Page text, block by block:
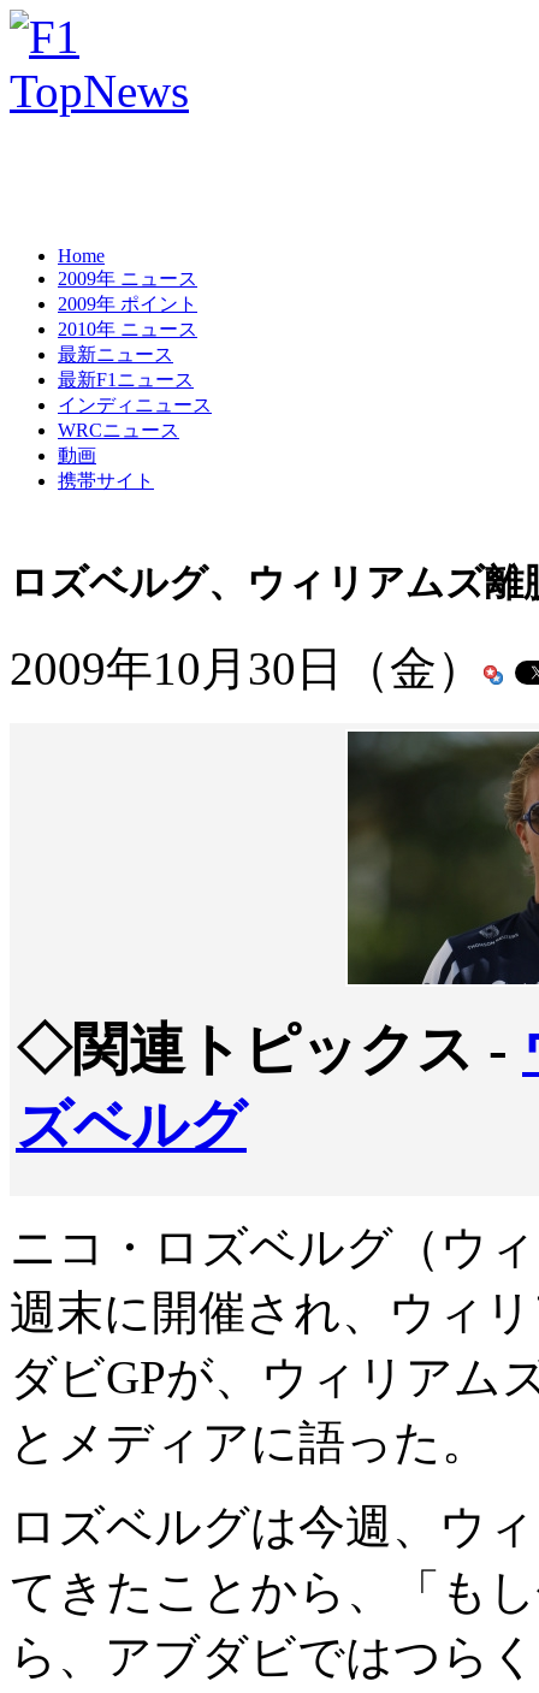
Home
2009年 ニュース
2009年 ポイント
2010年 ニュース
最新ニュース
最新F1ニュース
インディニュース
WRCニュース
動画
携帯サイト
ロズベルグ、ウィリアムズ離
2009年10月30日（金）
◇関連トピックス -
ズベルグ
ニコ・ロズベルグ（ウ
週末に開催され、ウィ
ダビGPが、ウィリアム
とメディアに語った。
ロズベルグは今週、ウ
てきたことから、「も
ら、アブダビではつら